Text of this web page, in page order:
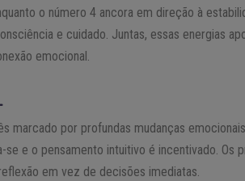
o número 4 ancora em direção à
e cuidado. Juntas, essas energias
emocional.
marcado por profundas mudanças
se e o pensamento intuitivo é incentivado. Os
em vez de decisões imediatas.